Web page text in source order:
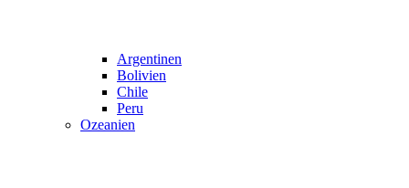
Argentinen
Bolivien
Chile
Peru
Ozeanien